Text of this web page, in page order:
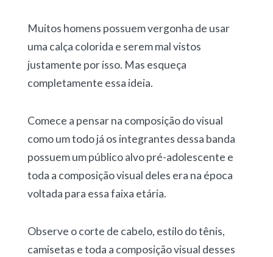
Muitos homens possuem vergonha de usar
uma calça colorida e serem mal vistos
justamente por isso. Mas esqueça
completamente essa ideia.
Comece a pensar na composição do visual
como um todo já os integrantes dessa banda
possuem um público alvo pré-adolescente e
toda a composição visual deles era na época
voltada para essa faixa etária.
Observe o corte de cabelo, estilo do tênis,
camisetas e toda a composição visual desses